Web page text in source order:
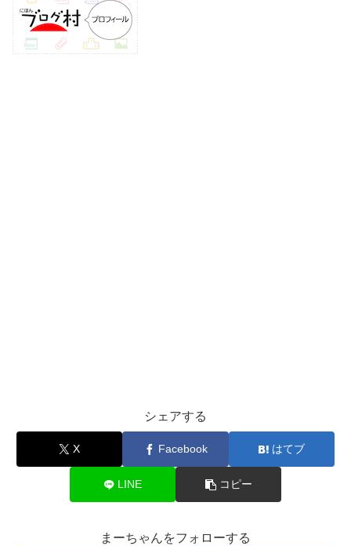
シェアする
X Facebook はてブ
LINE コピー
まーちゃんをフォローする